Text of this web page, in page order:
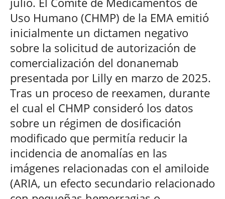
Uso Humano (CHMP) de la EMA emitió
inicialmente un dictamen negativo
sobre la solicitud de autorización de
comercialización del donanemab
presentada por Lilly en marzo de 2025.
Tras un proceso de reexamen, durante
el cual el CHMP consideró los datos
sobre un régimen de dosificación
modificado que permitía reducir la
incidencia de anomalías en las
imágenes relacionadas con el amiloide
(ARIA, un efecto secundario relacionado